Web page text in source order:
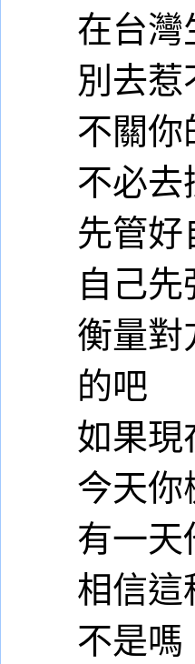
在台
別去
不關
不必
先管
自己
衡量
的吧
如果
今天
有一
相信
不是嗎